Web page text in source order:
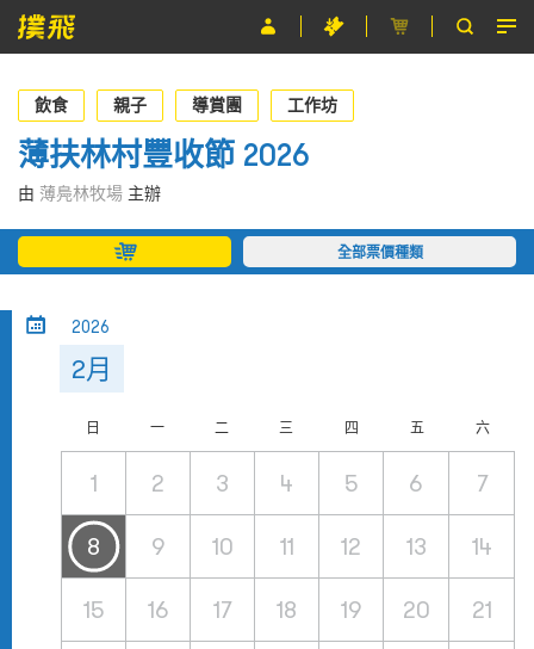
節目
主辦單位
關於撲飛
條款及細則
飲食 親子 導賞團 工作坊
薄扶林村豐收節 2026
由 薄鳧林牧場 主辦
全部票價種類
2026
2月
日 一 二 三 四 五 六
1 2 3 4 5 6 7
8 9 10 11 12 13 14
15 16 17 18 19 20 21